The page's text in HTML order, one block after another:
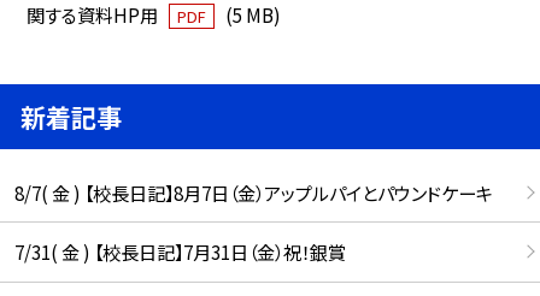
関する資料HP用
PDF (5 MB)
新着記事
8/7( 金 ) 【校長日記】8月7日（金）アップルパイとパウンドケーキ
7/31( 金 ) 【校長日記】7月31日（金）祝！銀賞